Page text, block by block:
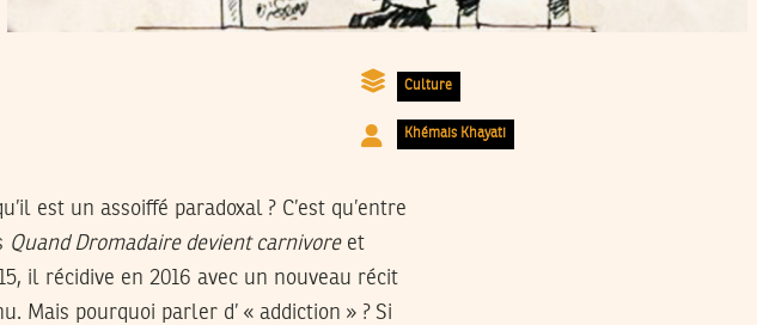
Culture
Khémais Khayati
est un assoiffé paradoxal ? C’est qu’entre
Quand Dromadaire devient carnivoreet
il récidive en 2016 avec un nouveau récit
Mais pourquoi parler d’ « addiction » ? Si